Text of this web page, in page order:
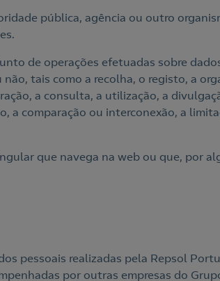
pública, agência ou outro
de operações efetuadas sobre
tais como a recolha, o registo, a
a consulta, a utilização, a
a comparação ou interconexão, a
que navega na web ou que, por
pessoais realizadas pela Repsol
por outras empresas do